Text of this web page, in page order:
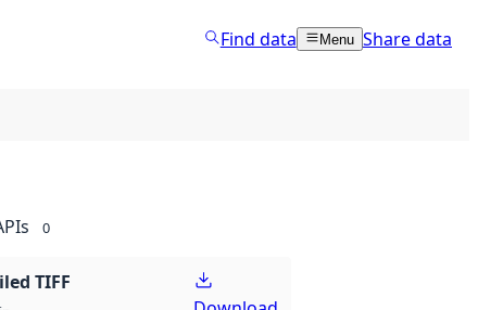
Find data Menu Share data
0
TIFF